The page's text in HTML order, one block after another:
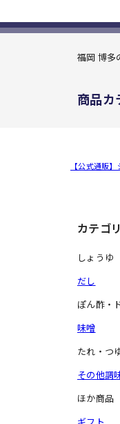
福岡 博
商品カ
【公式通販
カテゴ
しょうゆ
だし
ぽん酢・
味噌
たれ・つ
その他調
ほか商品